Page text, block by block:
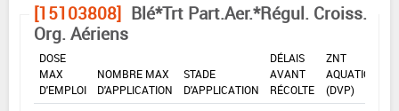
[15103808] Blé*Trt Part.Aer.*Régul. Croiss.
Org. Aériens
DOSE
MAX
D'EMPLOI
NOMBRE MAX
D'APPLICATION
STADE
D'APPLICATION
DÉLAIS
AVANT
RÉCOLTE
ZNT
AQUATIQUE
(DVP)